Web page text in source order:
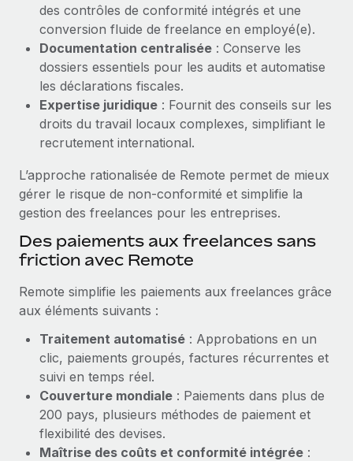
Organisez facilement le déménagement de vos
employés
Avantages sociaux
Gérez facilement les avantages sociaux
Mises à jour des produits de Remote :
Intégrations Gusto et Xero et Gestion des
freelances Plus
Remote a toujours pour mission d'aider les entreprises de
toute taille à embaucher, gérer et payer...
En savoir plus
Comment Phiture gère ses 55 employés
répartis dans 19 pays grâce à Remote
Phiture, un leader notable du conseil en matière de
croissance mobile internationale, encourage les...
En savoir plus
des contrôles de conformité intégrés et une
conversion fluide de freelance en employé(e).
Documentation centralisée : Conserve les
dossiers essentiels pour les audits et automatise
les déclarations fiscales.
Expertise juridique : Fournit des conseils sur les
droits du travail locaux complexes, simplifiant le
recrutement international.
L’approche rationalisée de Remote permet de mieux
gérer le risque de non‑conformité et simplifie la
gestion des freelances pour les entreprises.
Des paiements aux freelances sans
friction avec Remote
Remote simplifie les paiements aux freelances grâce
aux éléments suivants :
Traitement automatisé : Approbations en un
clic, paiements groupés, factures récurrentes et
suivi en temps réel.
Couverture mondiale : Paiements dans plus de
200 pays, plusieurs méthodes de paiement et
flexibilité des devises.
Maîtrise des coûts et conformité intégrée :